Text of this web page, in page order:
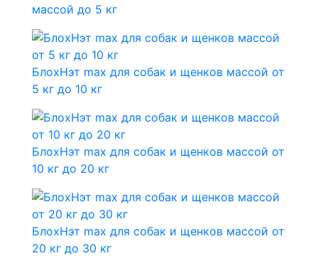
массой до 5 кг
БлохНэт max для собак и щенков массой от
5 кг до 10 кг
БлохНэт max для собак и щенков массой от
10 кг до 20 кг
БлохНэт max для собак и щенков массой от
20 кг до 30 кг